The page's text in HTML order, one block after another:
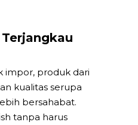
impor, produk dari
kualitas serupa
bersahabat.
tanpa harus